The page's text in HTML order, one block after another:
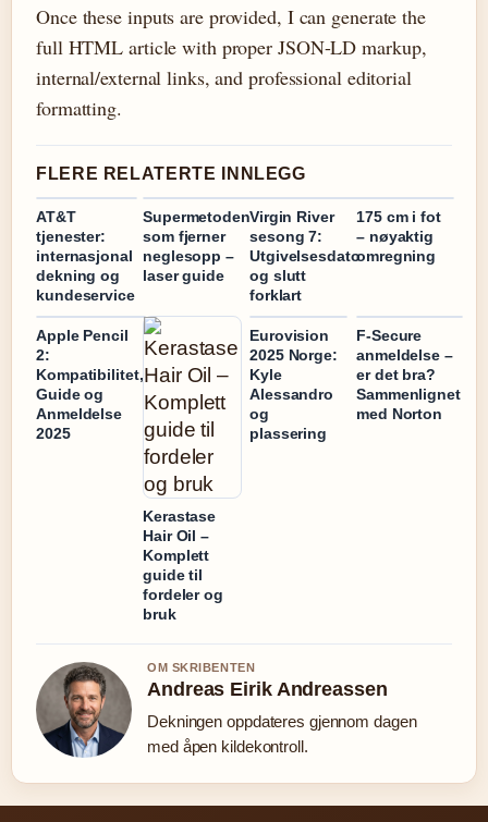
Once these inputs are provided, I can generate the
full HTML article with proper JSON-LD markup,
internal/external links, and professional editorial
formatting.
FLERE RELATERTE INNLEGG
AT&T
tjenester:
internasjonal
dekning og
kundeservice
Supermetoden
som fjerner
neglesopp –
laser guide
Virgin River
sesong 7:
Utgivelsesdato
og slutt
forklart
175 cm i fot
– nøyaktig
omregning
Apple Pencil
2:
Kompatibilitet,
Guide og
Anmeldelse
2025
Kerastase
Hair Oil –
Komplett
guide til
fordeler og
bruk
Eurovision
2025 Norge:
Kyle
Alessandro
og
plassering
F-Secure
anmeldelse –
er det bra?
Sammenlignet
med Norton
OM SKRIBENTEN
Andreas Eirik Andreassen
Dekningen oppdateres gjennom dagen
med åpen kildekontroll.